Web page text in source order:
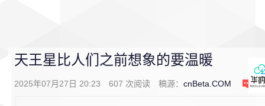
天王星比人们之前想象的要温暖
2025年07月27日 20:23 607 次阅读 稿源： cnBeta.COM 0